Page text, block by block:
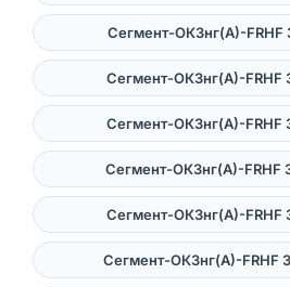
Сегмент-ОКЗнг(А)-FRHF
Сегмент-ОКЗнг(А)-FRHF
Сегмент-ОКЗнг(А)-FRHF
Сегмент-ОКЗнг(А)-FRHF
Сегмент-ОКЗнг(А)-FRHF
Сегмент-ОКЗнг(А)-FRHF